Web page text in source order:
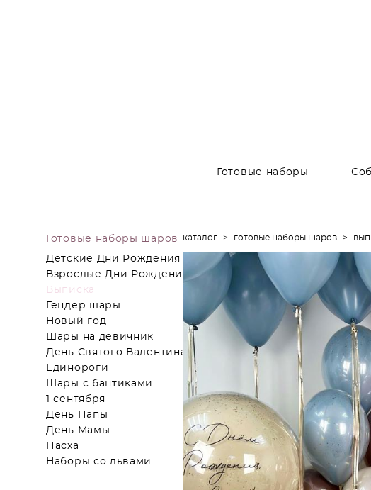
Готовые наборы
Готовые наборы шаров
Детские Дни Рождения
Взрослые Дни Рождения
Выписка
Гендер шары
Новый год
Шары на девичник
День Святого Валентина
Единороги
Шары с бантиками
1 сентября
День Папы
День Мамы
Пасха
Наборы со львами
каталог > готовые наборы шаров >